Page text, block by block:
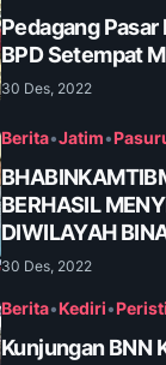
Pedagang
BPD Setempat
30 Des, 2022
Berita•Jatim•
BERHASIL
DIWILAYAH
30 Des, 2022
Berita•Kediri•
Kunjungan BNN